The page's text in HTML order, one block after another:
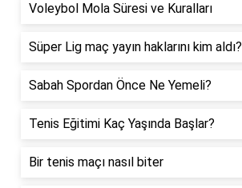
Voleybol Mola Süresi ve Kuralları
Süper Lig maç yayın haklarını kim aldı?
Sabah Spordan Önce Ne Yemeli?
Tenis Eğitimi Kaç Yaşında Başlar?
Bir tenis maçı nasıl biter